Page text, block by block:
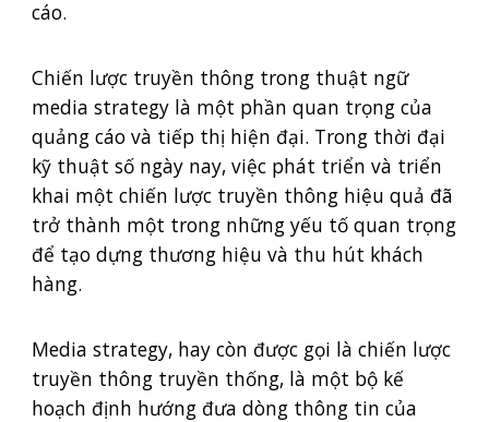
cáo.
Chiến lược truyền thông trong thuật ngữ
media strategy là một phần quan trọng của
quảng cáo và tiếp thị hiện đại. Trong thời đại
kỹ thuật số ngày nay, việc phát triển và triển
khai một chiến lược truyền thông hiệu quả đã
trở thành một trong những yếu tố quan trọng
để tạo dựng thương hiệu và thu hút khách
hàng.
Media strategy, hay còn được gọi là chiến lược
truyền thông truyền thống, là một bộ kế
hoạch định hướng đưa dòng thông tin của